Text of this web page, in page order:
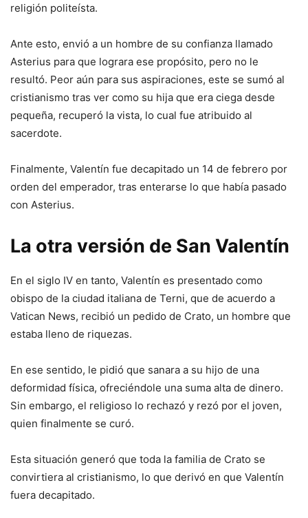
religión politeísta.
Ante esto, envió a un hombre de su confianza llamado
Asterius para que lograra ese propósito, pero no le
resultó. Peor aún para sus aspiraciones, este se sumó al
cristianismo tras ver como su hija que era ciega desde
pequeña, recuperó la vista, lo cual fue atribuido al
sacerdote.
Finalmente, Valentín fue decapitado un 14 de febrero por
orden del emperador, tras enterarse lo que había pasado
con Asterius.
La otra versión de San Valentín
En el siglo IV en tanto, Valentín es presentado como
obispo de la ciudad italiana de Terni, que de acuerdo a
Vatican News, recibió un pedido de Crato, un hombre que
estaba lleno de riquezas.
En ese sentido, le pidió que sanara a su hijo de una
deformidad física, ofreciéndole una suma alta de dinero.
Sin embargo, el religioso lo rechazó y rezó por el joven,
quien finalmente se curó.
Esta situación generó que toda la familia de Crato se
convirtiera al cristianismo, lo que derivó en que Valentín
fuera decapitado.